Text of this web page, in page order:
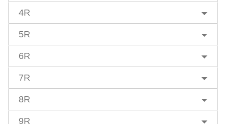
4R
5R
6R
7R
8R
9R